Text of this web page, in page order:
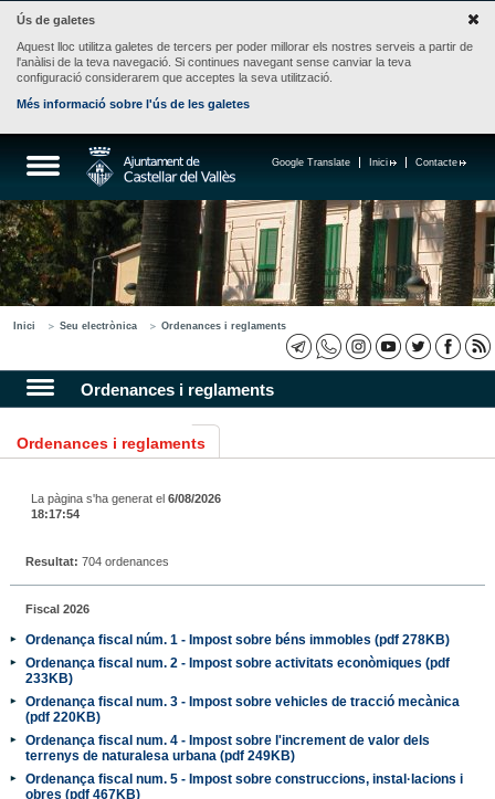
Ús de galetes
Aquest lloc utilitza galetes de tercers per poder millorar els nostres serveis a partir de
l'anàlisi de la teva navegació. Si continues navegant sense canviar la teva
configuració considerarem que acceptes la seva utilització.
Més informació sobre l'ús de les galetes
Contacte
Inici
Google Translate
Inici Seu electrònica Ordenances i reglaments
Ordenances i reglaments
Ordenances i reglaments
La pàgina s'ha generat el 6/08/2026
18:17:54
Resultat: 704 ordenances
Fiscal 2026
Ordenança fiscal núm. 1 - Impost sobre béns immobles (pdf 278KB)
Ordenança fiscal num. 2 - Impost sobre activitats econòmiques (pdf
233KB)
Ordenança fiscal num. 3 - Impost sobre vehicles de tracció mecànica
(pdf 220KB)
Ordenança fiscal num. 4 - Impost sobre l'increment de valor dels
terrenys de naturalesa urbana (pdf 249KB)
Ordenança fiscal num. 5 - Impost sobre construccions, instal·lacions i
obres (pdf 467KB)